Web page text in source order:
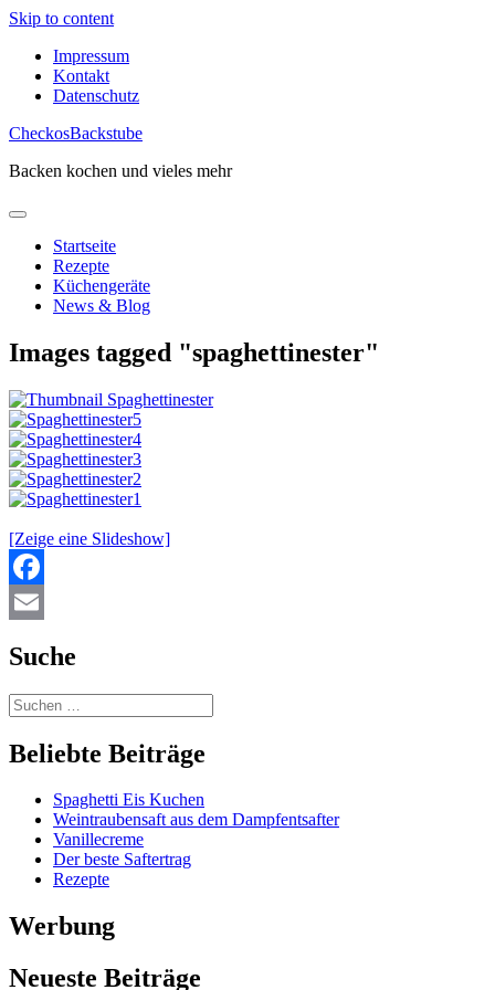
Skip to content
Impressum
Kontakt
Datenschutz
CheckosBackstube
Backen kochen und vieles mehr
Startseite
Rezepte
Küchengeräte
News & Blog
Images tagged "spaghettinester"
[Zeige eine Slideshow]
Facebook
Suche
Beliebte Beiträge
Spaghetti Eis Kuchen
Weintraubensaft aus dem Dampfentsafter
Vanillecreme
Der beste Saftertrag
Rezepte
Werbung
Neueste Beiträge